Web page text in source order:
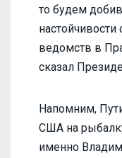
то будем
ведомств в
сказал
Напомним,
США на
именно